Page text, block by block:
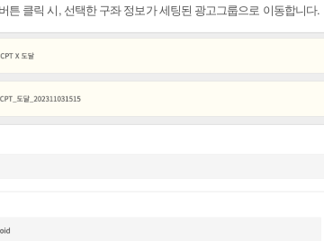
튼 클릭 시, 선택한 구좌 정보가 세팅된 광고그룹으로 이동합니다.